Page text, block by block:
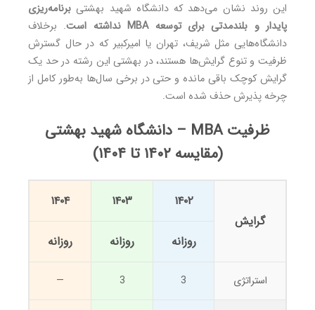
این روند نشان می‌دهد که دانشگاه شهید بهشتی برنامه‌ریزی
پایدار و بلندمدتی برای توسعه MBA نداشته است
. برخلاف
دانشگاه‌هایی مثل شریف، تهران یا امیرکبیر که در حال گسترش
ظرفیت و تنوع گرایش‌ها هستند، در بهشتی این رشته در حد یک
گرایش کوچک باقی مانده و حتی در برخی سال‌ها به‌طور کامل از
چرخه پذیرش حذف شده است.
ظرفیت MBA – دانشگاه شهید بهشتی
(مقایسه ۱۴۰۲ تا ۱۴۰۴)
گرایش
۱۴۰۲ ۱۴۰۳ ۱۴۰۴
روزانه روزانه روزانه
استراتژی 3
3
—